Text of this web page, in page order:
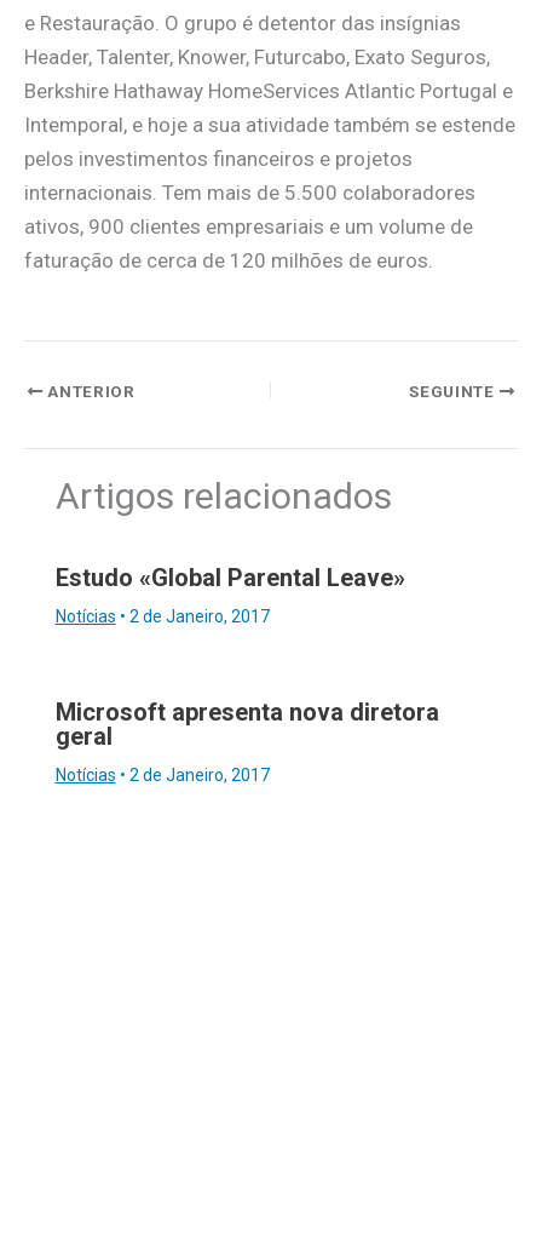
e Restauração. O grupo é detentor das insígnias
Header, Talenter, Knower, Futurcabo, Exato Seguros,
Berkshire Hathaway HomeServices Atlantic Portugal e
Intemporal, e hoje a sua atividade também se estende
pelos investimentos financeiros e projetos
internacionais. Tem mais de 5.500 colaboradores
ativos, 900 clientes empresariais e um volume de
faturação de cerca de 120 milhões de euros.
ANTERIOR SEGUINTE
Artigos relacionados
Estudo «Global Parental Leave»
Notícias • 2 de Janeiro, 2017
Microsoft apresenta nova diretora
geral
Notícias • 2 de Janeiro, 2017